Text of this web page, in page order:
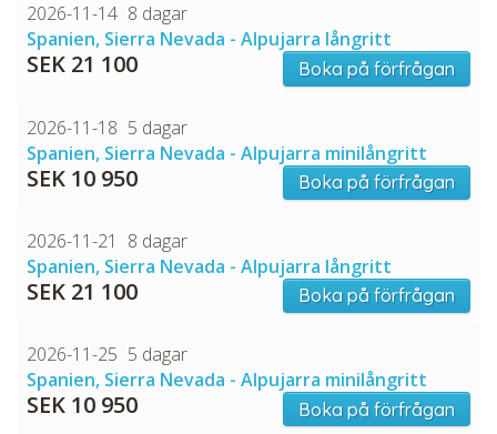
2026-11-14 8 dagar
Spanien, Sierra Nevada - Alpujarra långritt
SEK 21 100 Boka på förfrågan
2026-11-18 5 dagar
Spanien, Sierra Nevada - Alpujarra minilångritt
SEK 10 950 Boka på förfrågan
2026-11-21
8 dagar
Spanien, Sierra Nevada - Alpujarra långritt
SEK 21 100 Boka på förfrågan
2026-11-25 5 dagar
Spanien, Sierra Nevada - Alpujarra minilångritt
SEK 10 950 Boka på förfrågan